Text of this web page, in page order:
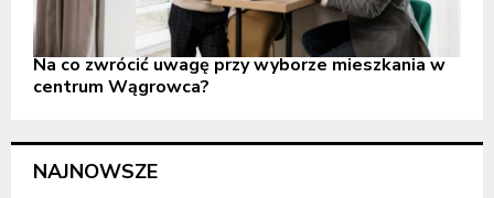
Na co zwrócić uwagę przy wyborze mieszkania w
centrum Wągrowca?
NAJNOWSZE